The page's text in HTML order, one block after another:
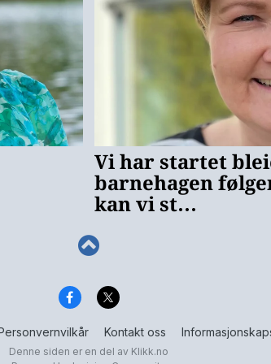
Kontakt oss
Denne siden er en del av Klikk.no